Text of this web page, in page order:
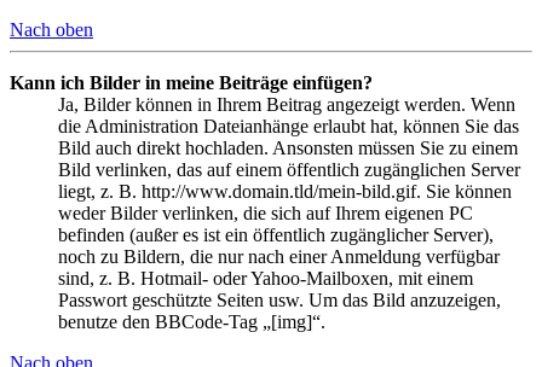
Nach oben
Kann ich Bilder in meine Beiträge einfügen?
Ja, Bilder können in Ihrem Beitrag angezeigt werden. Wenn
die Administration Dateianhänge erlaubt hat, können Sie das
Bild auch direkt hochladen. Ansonsten müssen Sie zu einem
Bild verlinken, das auf einem öffentlich zugänglichen Server
liegt, z. B. http://www.domain.tld/mein-bild.gif. Sie können
weder Bilder verlinken, die sich auf Ihrem eigenen PC
befinden (außer es ist ein öffentlich zugänglicher Server),
noch zu Bildern, die nur nach einer Anmeldung verfügbar
sind, z. B. Hotmail- oder Yahoo-Mailboxen, mit einem
Passwort geschützte Seiten usw. Um das Bild anzuzeigen,
benutze den BBCode-Tag „[img]“.
Nach oben